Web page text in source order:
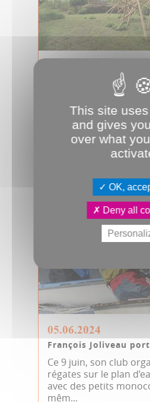
Ils œuvrent au fil de
La 15e édition du
international de
naissance à quatorze
œuvres parmi la...
Culture & Patrimoine
05.06.2024
François Joliveau
Ce 9 juin, son club
régates sur le plan
avec des petits
mêm...
This site
and gives
over what
OK,
Deny all